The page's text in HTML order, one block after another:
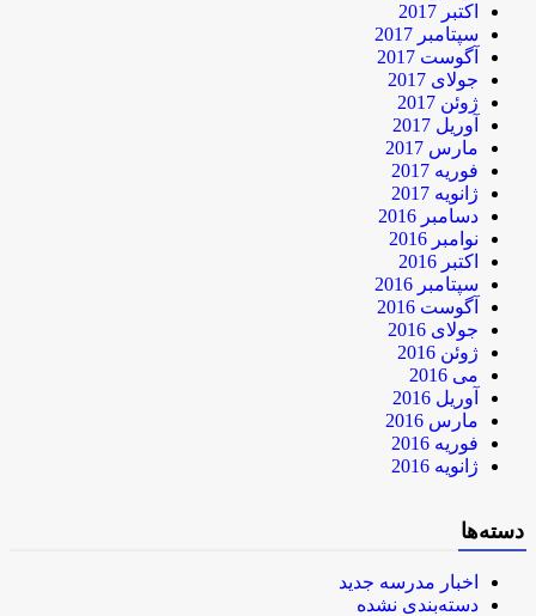
اکتبر 2017
سپتامبر 2017
آگوست 2017
جولای 2017
ژوئن 2017
آوریل 2017
مارس 2017
فوریه 2017
ژانویه 2017
دسامبر 2016
نوامبر 2016
اکتبر 2016
سپتامبر 2016
آگوست 2016
جولای 2016
ژوئن 2016
می 2016
آوریل 2016
مارس 2016
فوریه 2016
ژانویه 2016
دسته‌ها
اخبار مدرسه جدید
دسته‌بندی نشده